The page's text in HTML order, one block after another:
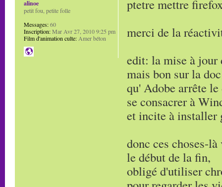
ptetre mettre
merci de la
edit: la mise à jour
mais bon sur la
qu' Adobe arrête
se consacrer à
et incite à installer
donc ces choses-
le début de la fin,
obligé d'utiliser
alinoe
petit fou, petite folle
Messages:60
Inscription:Mar Avr 27, 2010 9:25 pm
Film d'animation culte: Amer béton